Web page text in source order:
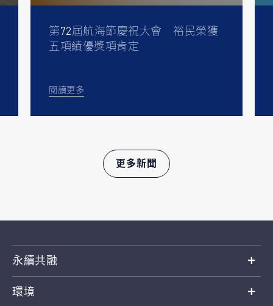
第72屆航海節慶祝大會 裕民榮獲
五項績優獎項肯定
閱讀更多
更多新聞
永續共融
環境